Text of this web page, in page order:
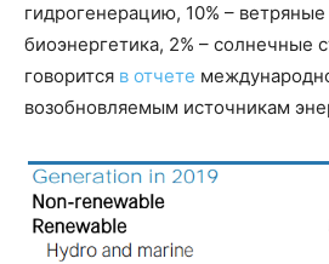
гидрогенерацию, 10% –
биоэнергетика, 2% – солнечные
говорится в отчете
возобновляемым источникам